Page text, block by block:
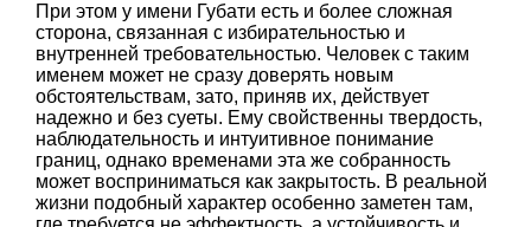
При этом у имени Губати есть и более сложная
сторона, связанная с избирательностью и
внутренней требовательностью. Человек с таким
именем может не сразу доверять новым
обстоятельствам, зато, приняв их, действует
надежно и без суеты. Ему свойственны твердость,
наблюдательность и интуитивное понимание
границ, однако временами эта же собранность
может восприниматься как закрытость. В реальной
жизни подобный характер особенно заметен там,